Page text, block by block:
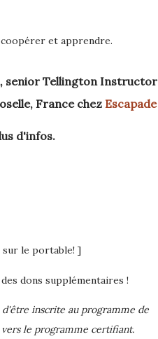
et apprendre.
, senior Tellington Instructor
France chez Escapade
d'infos.
sur le portable! ]
dons supplémentaires !
d'être inscrite au programme de
le programme certifiant.